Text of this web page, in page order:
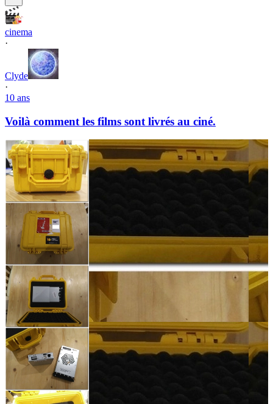
cinema
·
Clyde
·
10 ans
Voilà comment les films sont livrés au ciné.